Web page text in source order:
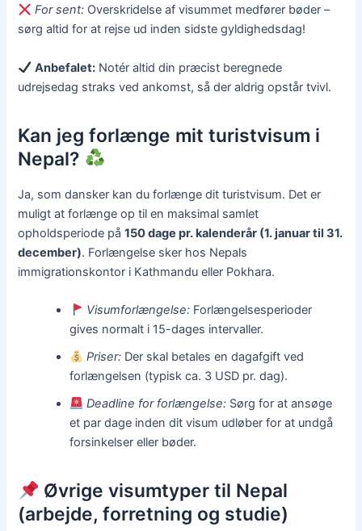
For sent: Overskridelse af visummet medfører bøder –
sørg altid for at rejse ud inden sidste gyldighedsdag!
Anbefalet: Notér altid din præcist beregnede
udrejsedag straks ved ankomst, så der aldrig opstår tvivl.
Kan jeg forlænge mit turistvisum i
Nepal?
Ja, som dansker kan du forlænge dit turistvisum. Det er
muligt at forlænge op til en maksimal samlet
opholdsperiode på150 dage pr. kalenderår (1. januar til 31.
december). Forlængelse sker hos Nepals
immigrationskontor i Kathmandu eller Pokhara.
Visumforlængelse:Forlængelsesperioder
gives normalt i 15-dages intervaller.
Priser:Der skal betales en dagafgift ved
forlængelsen (typisk ca. 3 USD pr. dag).
Deadline for forlængelse:Sørg for at ansøge
et par dage inden dit visum udløber for at undgå
forsinkelser eller bøder.
Øvrige visumtyper til Nepal
(arbejde, forretning og studie)